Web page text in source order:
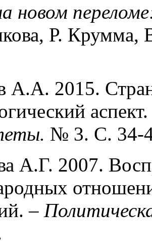
новом
Р. Крумма,
А.А. 2015.
№ 3. С. 34-
А.Г. 2007.
–